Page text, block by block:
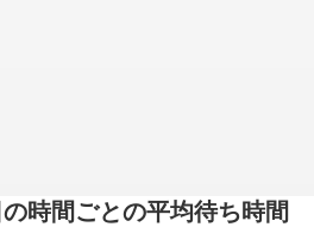
時間ごとの平均待ち時間